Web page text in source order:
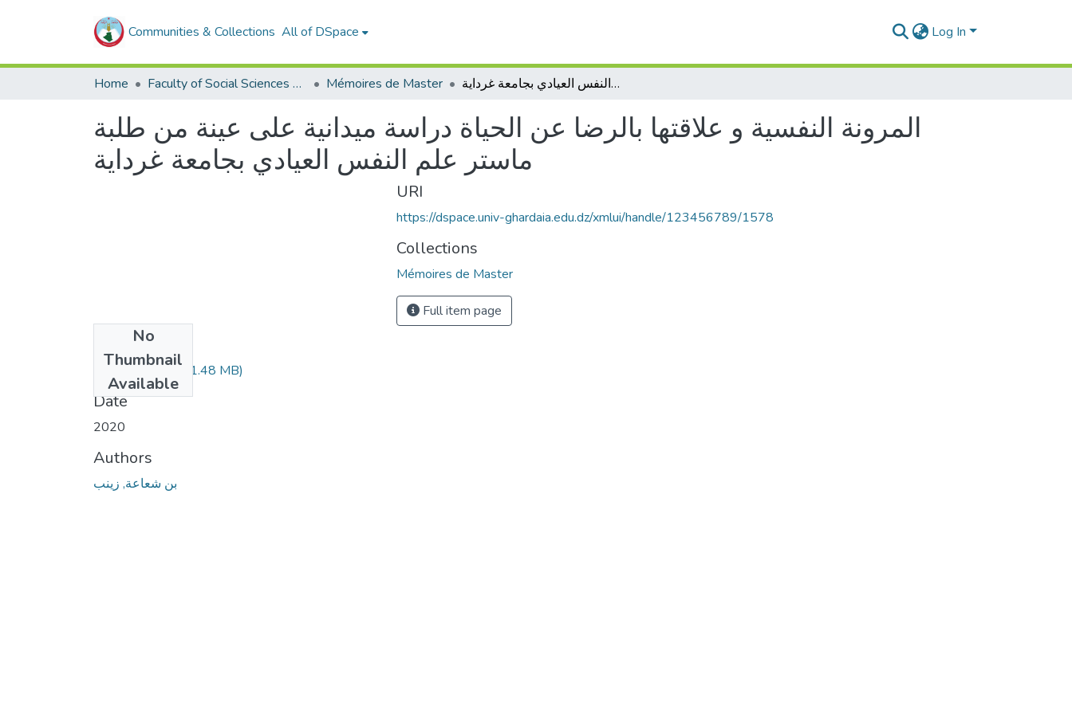
Communities & Collections All of DSpace Log In
Home Faculty of Social Sciences and Humanities Mémoires de Master المرونة النفسية و علاقتها بالرضا عن الحياة دراسة ميدانية على عينة من طلبة ماستر علم النفس العيادي بجامعة غرداية
المرونة النفسية و علاقتها بالرضا عن الحياة دراسة ميدانية على عينة من طلبة
ماستر علم النفس العيادي بجامعة غرداية
No
Thumbnail
Available
108.04.214.pdf (1.48 MB)
Date
2020
Authors
بن شعاعة, زينب
URI
https://dspace.univ-ghardaia.edu.dz/xmlui/handle/123456789/1578
Collections
Mémoires de Master
Full item page